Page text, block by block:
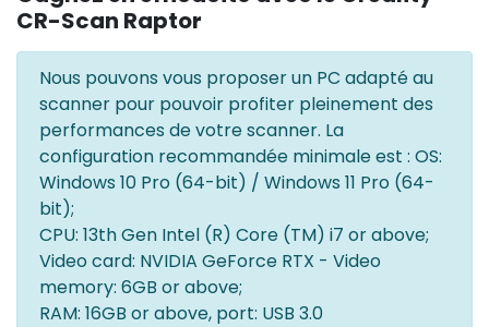
CR-Scan Raptor
Nous pouvons vous proposer un PC adapté au
scanner pour pouvoir profiter pleinement des
performances de votre scanner. La
configuration recommandée minimale est : OS:
Windows 10 Pro (64-bit) / Windows 11 Pro (64-
bit);
CPU: 13th Gen Intel (R) Core (TM) i7 or above;
Video card: NVIDIA GeForce RTX - Video
memory: 6GB or above;
RAM: 16GB or above, port: USB 3.0